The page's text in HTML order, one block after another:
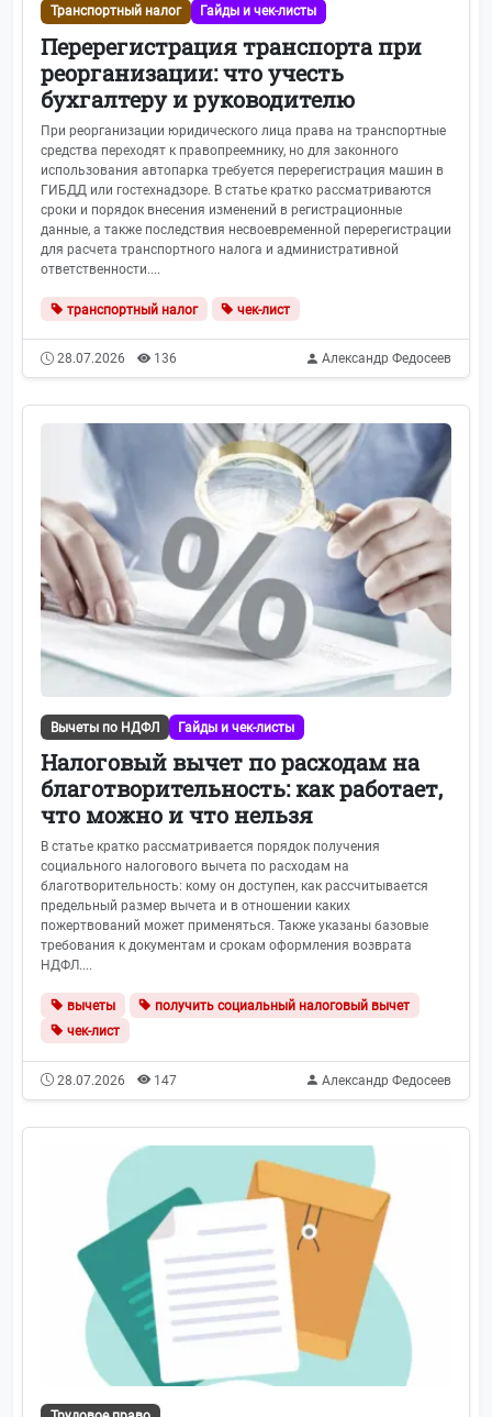
Транспортный налог Гайды и чек-листы
Перерегистрация транспорта при
реорганизации: что учесть
бухгалтеру и руководителю
При реорганизации юридического лица права на транспортные
средства переходят к правопреемнику, но для законного
использования автопарка требуется перерегистрация машин в
ГИБДД или гостехнадзоре. В статье кратко рассматриваются
сроки и порядок внесения изменений в регистрационные
данные, а также последствия несвоевременной перерегистрации
для расчета транспортного налога и административной
ответственности....
транспортный налог чек-лист
28.07.2026 136 Александр Федосеев
Вычеты по НДФЛ Гайды и чек-листы
Налоговый вычет по расходам на
благотворительность: как работает,
что можно и что нельзя
В статье кратко рассматривается порядок получения
социального налогового вычета по расходам на
благотворительность: кому он доступен, как рассчитывается
предельный размер вычета и в отношении каких
пожертвований может применяться. Также указаны базовые
требования к документам и срокам оформления возврата
НДФЛ....
вычеты
получить социальный налоговый вычет
чек-лист
28.07.2026 147 Александр Федосеев